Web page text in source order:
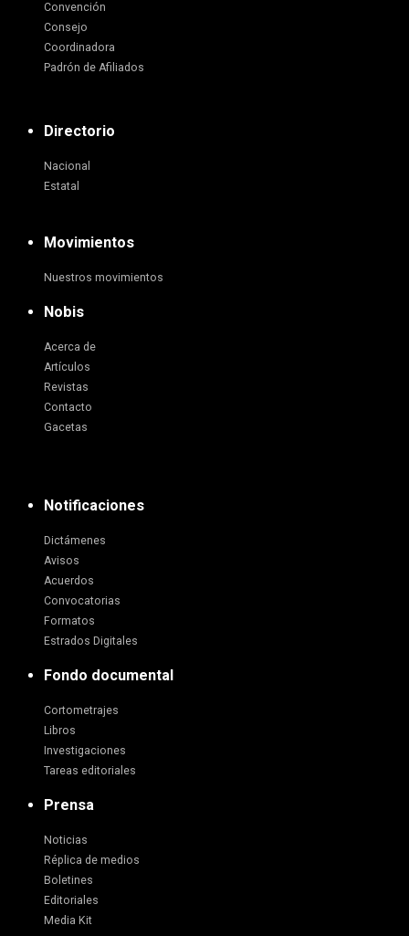
Convención
Consejo
Coordinadora
Padrón de Afiliados
Directorio
Nacional
Estatal
Movimientos
Nuestros movimientos
Nobis
Acerca de
Artículos
Revistas
Contacto
Gacetas
Notificaciones
Dictámenes
Avisos
Acuerdos
Convocatorias
Formatos
Estrados Digitales
Fondo documental
Cortometrajes
Libros
Investigaciones
Tareas editoriales
Prensa
Noticias
Réplica de medios
Boletines
Editoriales
Media Kit